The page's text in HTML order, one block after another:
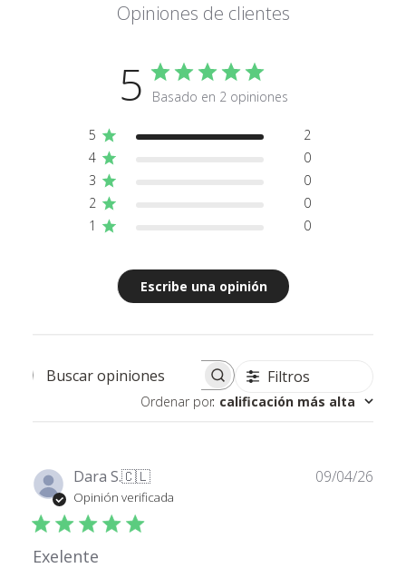
Opiniones de clientes
5 Basado en 2 opiniones
5
2
4
0
3
0
2
0
1
0
Escribe una opinión
Buscar opiniones Filtros
Ordenar por: calificación más alta
Dara S.🇨🇱
Opinión verificada
Exelente
09/04/26